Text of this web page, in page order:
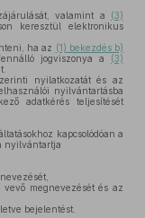
valamint a (3)
keresztül elektronikus
ha az (1) bekezdés b)
jogviszonya a (3)
nyilatkozatát és az
nyilvántartásba
adatkérés teljesítését
kapcsolódóan a
nyilvántartja
megnevezését és az
bejelentést.